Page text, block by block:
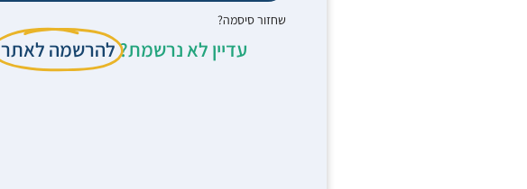
שחזור סיסמה?
עדיין לא נרשמת?להרשמה לאתר